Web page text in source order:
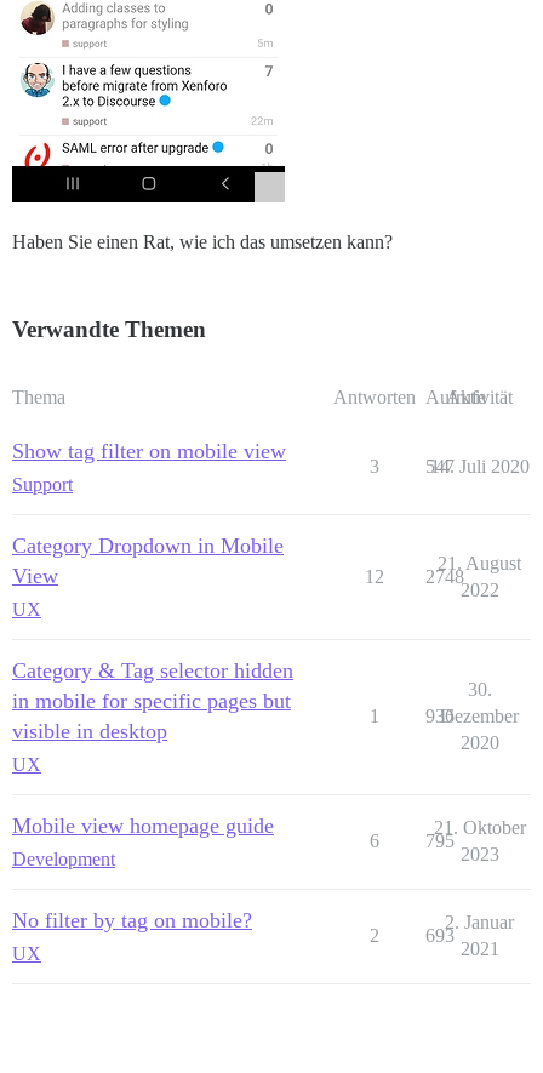
Haben Sie einen Rat, wie ich das umsetzen kann?
Verwandte Themen
Thema Antworten Aufrufe
Aktivität
Show tag filter on mobile view
Support
3 547
14. Juli 2020
Category Dropdown in Mobile
View
UX
12 2748
21. August
2022
Category & Tag selector hidden
in mobile for specific pages but
visible in desktop
UX
1 936
30.
Dezember
2020
Mobile view homepage guide
Development
6 795
21. Oktober
2023
No filter by tag on mobile?
UX
2 693
2. Januar
2021